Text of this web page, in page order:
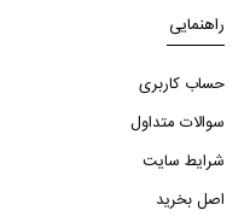
راهنمایی
حساب کاربری
سوالات متداول
شرایط سایت
اصل بخرید